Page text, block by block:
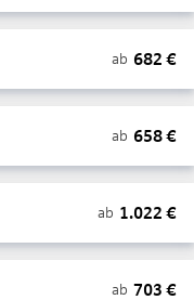
ab 682 €
ab 658€
ab 1.022 €
ab 703 €